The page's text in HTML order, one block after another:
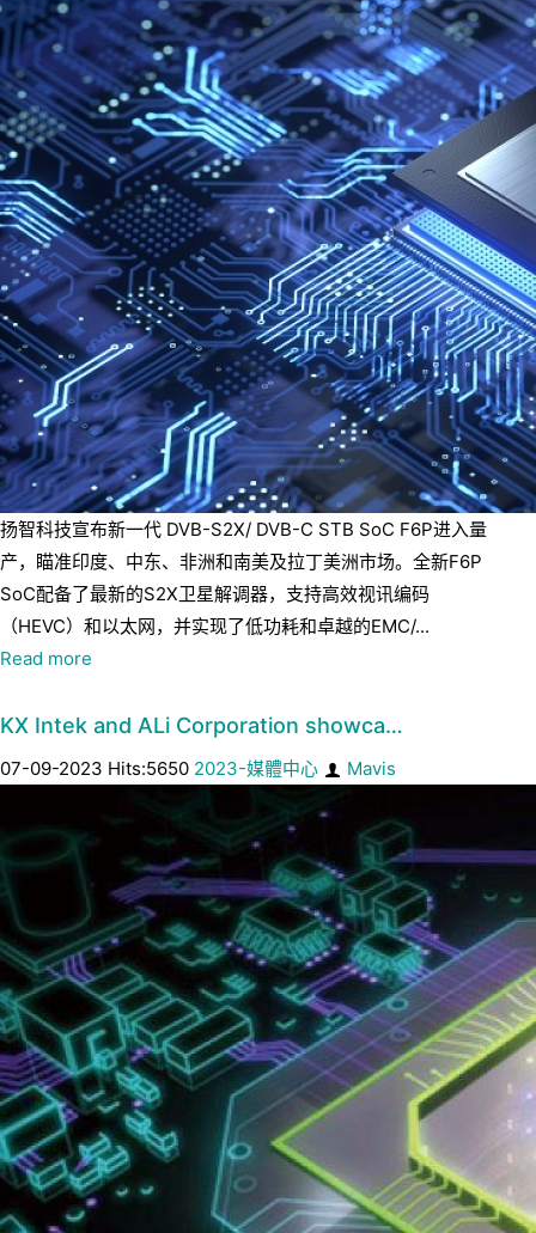
扬智科技宣布新一代 DVB-S2X/ DVB-C STB SoC F6P进入量
产，瞄准印度、中东、非洲和南美及拉丁美洲市场。全新F6P
SoC配备了最新的S2X卫星解调器，支持高效视讯编码
（HEVC）和以太网，并实现了低功耗和卓越的EMC/...
Read more
KX Intek and ALi Corporation showca…
07-09-2023 Hits:5650 2023-媒體中心 Mavis